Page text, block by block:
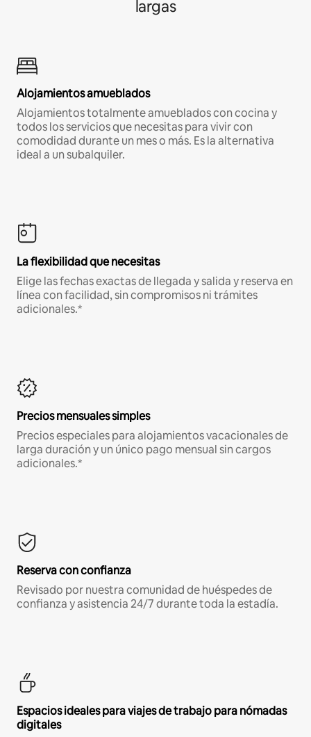
largas
Alojamientos amueblados
Alojamientos totalmente amueblados con cocina y
todos los servicios que necesitas para vivir con
comodidad durante un mes o más. Es la alternativa
ideal a un subalquiler.
La flexibilidad que necesitas
Elige las fechas exactas de llegada y salida y reserva en
línea con facilidad, sin compromisos ni trámites
adicionales.*
Precios mensuales simples
Precios especiales para alojamientos vacacionales de
larga duración y un único pago mensual sin cargos
adicionales.*
Reserva con confianza
Revisado por nuestra comunidad de huéspedes de
confianza y asistencia 24/7 durante toda la estadía.
Espacios ideales para viajes de trabajo para nómadas
digitales